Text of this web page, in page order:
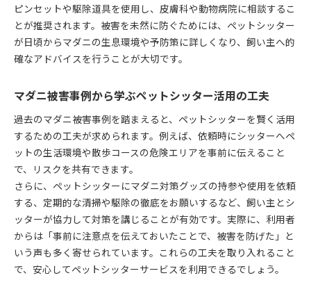
ピンセットや駆除道具を使用し、皮膚科や動物病院に相談するこ
とが推奨されます。被害を未然に防ぐためには、ペットシッター
が日頃からマダニの生息環境や予防策に詳しくなり、飼い主へ的
確なアドバイスを行うことが大切です。
マダニ被害事例から学ぶペットシッター活用の工夫
過去のマダニ被害事例を踏まえると、ペットシッターを賢く活用
するための工夫が求められます。例えば、依頼時にシッターへペ
ットの生活環境や散歩コースの危険エリアを事前に伝えること
で、リスクを共有できます。
さらに、ペットシッターにマダニ対策グッズの持参や使用を依頼
する、定期的な清掃や駆除の徹底をお願いするなど、飼い主とシ
ッターが協力して対策を講じることが有効です。実際に、利用者
からは「事前に注意点を伝えておいたことで、被害を防げた」と
いう声も多く寄せられています。これらの工夫を取り入れること
で、安心してペットシッターサービスを利用できるでしょう。